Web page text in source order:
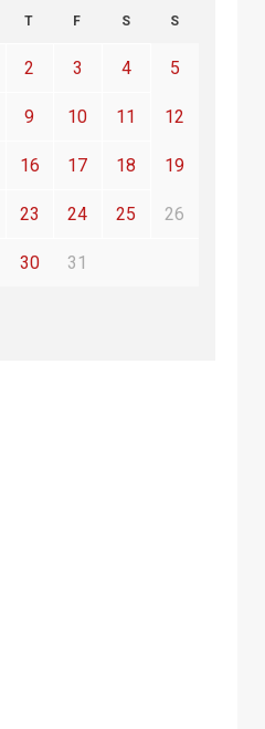
T F S S
2 3 4 5
9 10 11 12
16 17 18 19
23 24 25 26
30 31